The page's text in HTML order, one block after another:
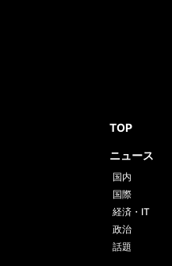
TOP
ニュース
国内
国際
経済・IT
政治
話題